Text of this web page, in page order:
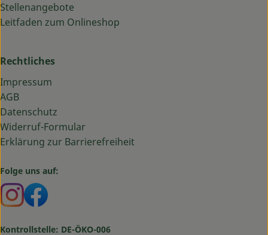
Stellenangebote
Leitfaden zum Onlineshop
Rechtliches
Impressum
AGB
Datenschutz
Widerruf-Formular
Erklärung zur Barrierefreiheit
Folge uns auf:
Externer Link zu https://www.instagram.com/
Externer Link zu https://www.facebook.com/
Kontrollstelle: DE-ÖKO-006